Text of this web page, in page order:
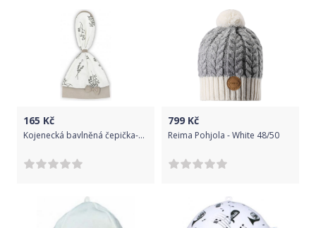
165 Kč
Kojenecká bavlněná čepička-šátek Nicol Ella bílá, Bílá, 68/74
799 Kč
Reima Pohjola - White 48/50